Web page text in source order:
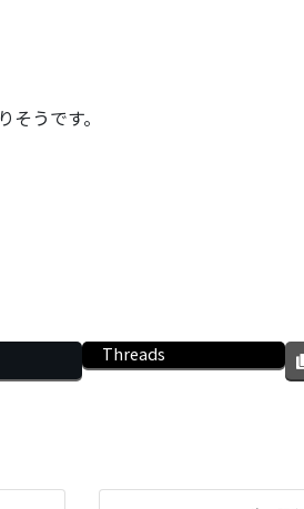
うです。
Threads